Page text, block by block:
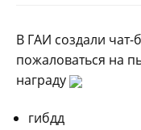
В ГАИ создали
пожаловаться на
награду
гибдд